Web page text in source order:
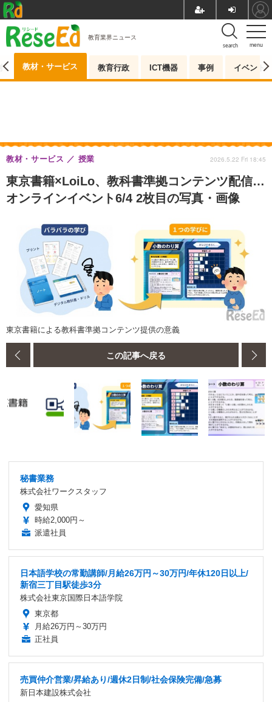
menu
search
教育業界ニュース
教材・サービス 教育行政 ICT機器 事例 イベント
東京書籍×LoiLo、教科書準拠コンテンツ配信…
オンラインイベント6/4 2枚目の写真・画像
教材・サービス 授業 2026.5.22 Fri 18:45
東京書籍による教科書準拠コンテンツ提供の意義
この記事へ戻る
秘書業務
株式会社ワークスタッフ
愛知県
時給2,000円～
派遣社員
日本語学校の常勤講師/月給26万円～30万円/年休120日以上/
新宿三丁目駅徒歩3分
株式会社東京国際日本語学院
東京都
月給26万円～30万円
正社員
売買仲介営業/昇給あり/週休2日制/社会保険完備/急募
新日本建設株式会社